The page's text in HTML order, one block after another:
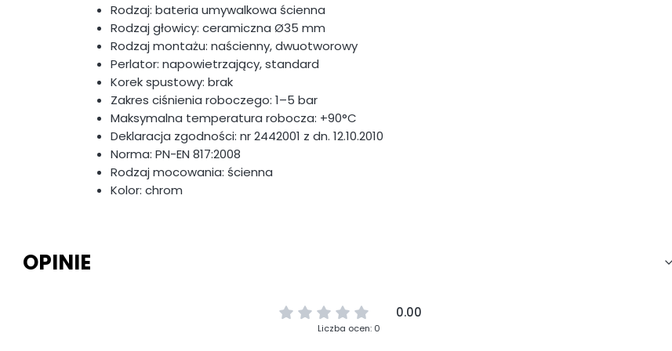
Rodzaj: bateria umywalkowa ścienna
Rodzaj głowicy: ceramiczna Ø35 mm
Rodzaj montażu: naścienny, dwuotworowy
Perlator: napowietrzający, standard
Korek spustowy: brak
Zakres ciśnienia roboczego: 1–5 bar
Maksymalna temperatura robocza: +90°C
Deklaracja zgodności: nr 2442001 z dn. 12.10.2010
Norma: PN-EN 817:2008
Rodzaj mocowania: ścienna
Kolor: chrom
OPINIE
0.00
Liczba ocen: 0